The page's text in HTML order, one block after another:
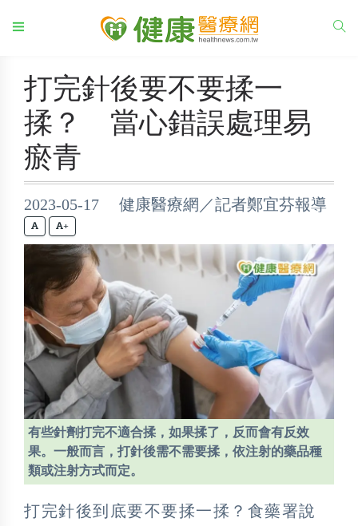
打完針後要不要揉一
揉？ 當心錯誤處理易
瘀青
2023-05-17 健康醫療網／記者鄭宜芬報導
+
有些針劑打完不適合揉，如果揉了，反而會有反效
果。一般而言，打針後需不需要揉，依注射的藥品種
類或注射方式而定。
打完針後到底要不要揉一揉？食藥署說